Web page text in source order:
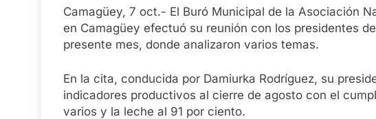
Camagüey, 7 oct.- El Buró Municipal de la Asociación
en Camagüey efectuó su reunión con los presidentes
presente mes, donde analizaron varios temas.
En la cita, conducida por Damiurka Rodríguez, su
indicadores productivos al cierre de agosto con el
varios y la leche al 91 por ciento.